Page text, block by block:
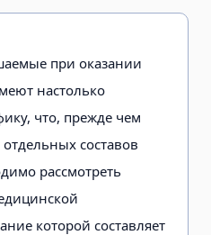
при оказании
настолько
что, прежде чем
составов
рассмотреть
которой составляет